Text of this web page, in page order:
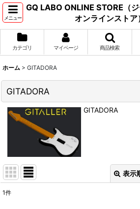
メニュー
GQ LABO ONLINE STORE（
オンラインストア
カテゴリ マイページ 商品検索
ホーム > GITADORA
GITADORA
GITADORA
表示
1件